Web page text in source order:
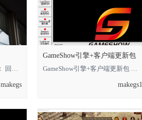
GS微端架设教程 下载地址： 回复可见 **** 本内容被作者隐藏 ****
makegs
GameShow引擎+客户端更新包
GameShow引擎+客户端更新包 下载地址： 回复可见 **** 本内容被作者隐藏 **** *
makegs1